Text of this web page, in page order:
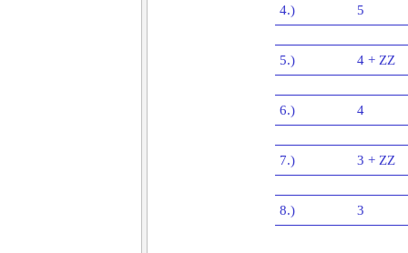
4.) 5
5.) 4 + ZZ
6.) 4
7.) 3 + ZZ
8.) 3